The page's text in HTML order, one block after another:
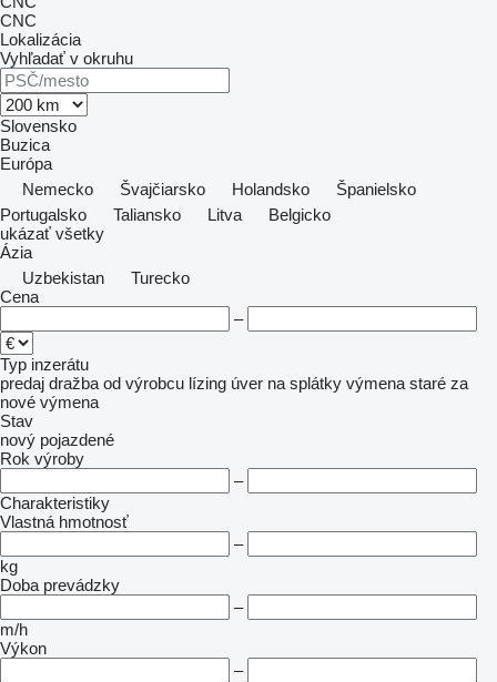
CNC
Lokalizácia
Vyhľadať v okruhu
Slovensko
Buzica
Európa
Nemecko
Švajčiarsko Holandsko
Španielsko
Portugalsko
Taliansko Litva
Belgicko
ukázať všetky
Ázia
Uzbekistan
Turecko
Cena
–
Typ inzerátu
predaj dražba od výrobcu lízing úver na splátky výmena staré za
nové výmena
Stav
nový pojazdené
Rok výroby
–
Charakteristiky
Vlastná hmotnosť
–
kg
Doba prevádzky
–
m/h
Výkon
–